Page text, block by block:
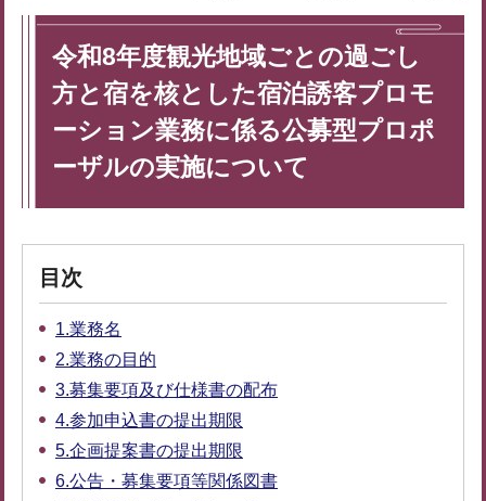
令和8年度観光地域ごとの過ごし
方と宿を核とした宿泊誘客プロモ
ーション業務に係る公募型プロポ
ーザルの実施について
目次
1.業務名
2.業務の目的
3.募集要項及び仕様書の配布
4.参加申込書の提出期限
5.企画提案書の提出期限
6.公告・募集要項等関係図書